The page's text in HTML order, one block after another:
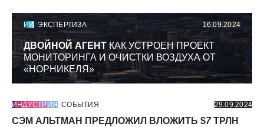
ИИ ЭКСПЕРТИЗА 16.09.2024
ДВОЙНОЙ АГЕНТКАК УСТРОЕН ПРОЕКТ
МОНИТОРИНГА И ОЧИСТКИ ВОЗДУХА ОТ
«НОРНИКЕЛЯ»
ИНДУСТРИЯ СОБЫТИЯ 29.09.2024
СЭМ АЛЬТМАН ПРЕДЛОЖИЛ ВЛОЖИТЬ $7ТРЛН